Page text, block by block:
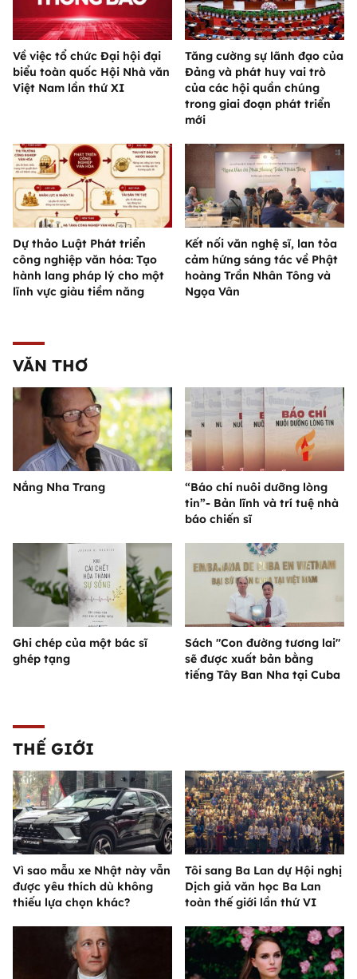
Về việc tổ chức Đại hội đại
biểu toàn quốc Hội Nhà văn
Việt Nam lần thứ XI
Tăng cường sự lãnh đạo của
Đảng và phát huy vai trò
của các hội quần chúng
trong giai đoạn phát triển
mới
Dự thảo Luật Phát triển
công nghiệp văn hóa: Tạo
hành lang pháp lý cho một
lĩnh vực giàu tiềm năng
Kết nối văn nghệ sĩ, lan tỏa
cảm hứng sáng tác về Phật
hoàng Trần Nhân Tông và
Ngọa Vân
VĂN THƠ
Nắng Nha Trang
“Báo chí nuôi dưỡng lòng
tin”- Bản lĩnh và trí tuệ nhà
báo chiến sĩ
Ghi chép của một bác sĩ
ghép tạng
Sách "Con đường tương lai"
sẽ được xuất bản bằng
tiếng Tây Ban Nha tại Cuba
THẾ GIỚI
Vì sao mẫu xe Nhật này vẫn
được yêu thích dù không
thiếu lựa chọn khác?
Tôi sang Ba Lan dự Hội nghị
Dịch giả văn học Ba Lan
toàn thế giới lần thứ VI